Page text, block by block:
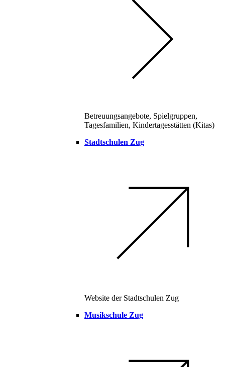
Betreuungsangebote, Spielgruppen,
Tagesfamilien, Kindertagesstätten (Kitas)
Stadtschulen Zug
Website der Stadtschulen Zug
Musikschule Zug